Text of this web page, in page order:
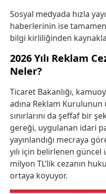
Sosyal medyada hızla
haberlerinin ise
bilgi kirliliğinden
2026 Yılı Reklam
Neler?
Ticaret Bakanlığı,
adına Reklam
sınırlarını da şeffaf bir
gereği, uygulanan idari
yayınlandığı mecraya
yılı için belirlenen
milyon TL’lik cezanın
ortaya koyuyor.